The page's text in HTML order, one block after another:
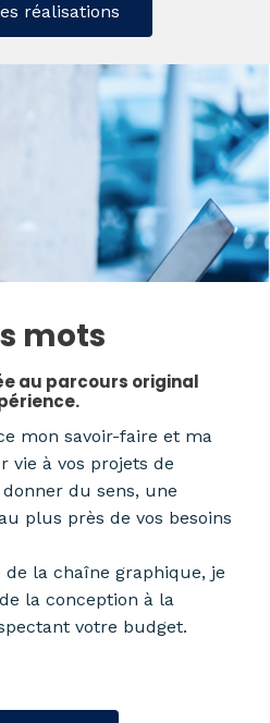
réalisations
mots
au parcours original
mon savoir-faire et ma
vie à vos projets de
du sens, une
plus près de vos besoins
de la chaîne graphique, je
la conception à la
votre budget.